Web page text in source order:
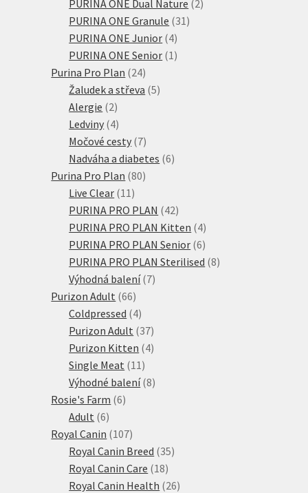
PURINA ONE Dual Nature 2
PURINA ONE Granule 31 31
PURINA ONE Junior 44
produkty
PURINA ONE Senior 1 1
Purina Pro Plan 2424
produktů
Žaludek a střeva 55
Alergie 22
produkty
Ledviny 44
produkty
Močové cesty 77
produktů
Nadváha a diabetes 66
Purina Pro Plan 8080
Live Clear 11 11
produktů
PURINA PRO PLAN 4242
produktů
PURINA PRO PLAN Kitten 44
produkty
PURINA PRO PLAN Senior 66
produktů
PURINA PRO PLAN Sterilised 88
Výhodná balení 77
Purizon Adult 6666
produktů
Coldpressed 44
produkty
Purizon Adult 3737
produktů
Purizon Kitten 44
Single Meat 11 11
produktů
Výhodné balení 88
Rosie's Farm 66
Adult 66
produktů
Royal Canin 107107
produktů
Royal Canin Breed 3535
Royal Canin Care 1818
produktů
Royal Canin Health 2626